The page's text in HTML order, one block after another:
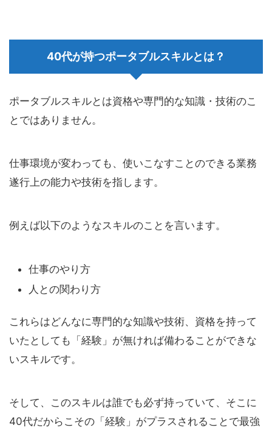
40代が持つポータブルスキルとは？
ポータブルスキルとは資格や専門的な知識・技術のこ
とではありません。
仕事環境が変わっても、使いこなすことのできる業務
遂行上の能力や技術を指します。
例えば以下のようなスキルのことを言います。
仕事のやり方
人との関わり方
これらはどんなに専門的な知識や技術、資格を持って
いたとしても「経験」が無ければ備わることができな
いスキルです。
そして、このスキルは誰でも必ず持っていて、そこに
40代だからこその「経験」がプラスされることで最強